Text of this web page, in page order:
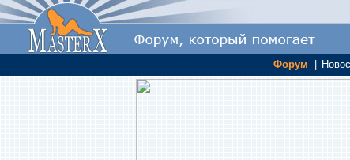
Форум